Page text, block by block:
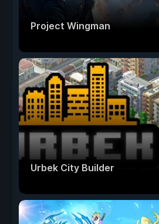
Project Wingman
Urbek City Builder